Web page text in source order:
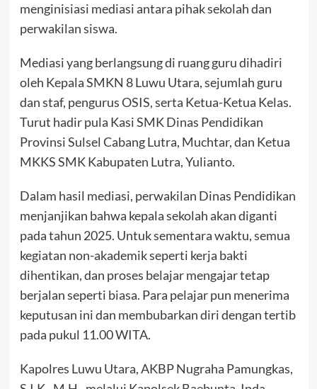
menginisiasi mediasi antara pihak sekolah dan
perwakilan siswa.
Mediasi yang berlangsung di ruang guru dihadiri
oleh Kepala SMKN 8 Luwu Utara, sejumlah guru
dan staf, pengurus OSIS, serta Ketua-Ketua Kelas.
Turut hadir pula Kasi SMK Dinas Pendidikan
Provinsi Sulsel Cabang Lutra, Muchtar, dan Ketua
MKKS SMK Kabupaten Lutra, Yulianto.
Dalam hasil mediasi, perwakilan Dinas Pendidikan
menjanjikan bahwa kepala sekolah akan diganti
pada tahun 2025. Untuk sementara waktu, semua
kegiatan non-akademik seperti kerja bakti
dihentikan, dan proses belajar mengajar tetap
berjalan seperti biasa. Para pelajar pun menerima
keputusan ini dan membubarkan diri dengan tertib
pada pukul 11.00 WITA.
Kapolres Luwu Utara, AKBP Nugraha Pamungkas,